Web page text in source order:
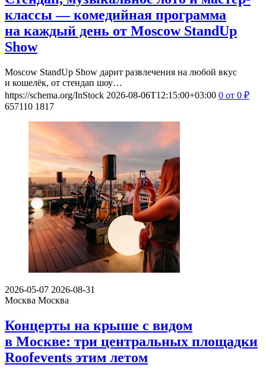
классы — комедийная программа
на каждый день от Moscow StandUp
Show
Moscow StandUp Show дарит развлечения на любой вкус
и кошелёк, от стендап шоу…
https://schema.org/InStock 2026-08-06T12:15:00+03:00 0 от 0 ₽
657110 1817
2026-05-07 2026-08-31
Москва Москва
Концерты на крыше с видом
в Москве: три центральных площадки
Roofevents этим летом